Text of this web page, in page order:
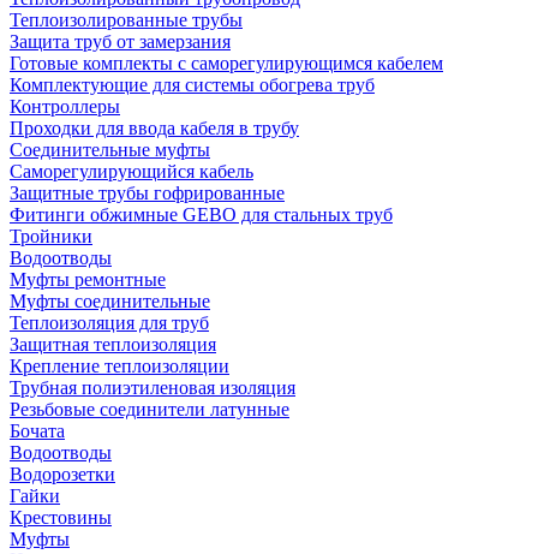
Теплоизолированные трубы
Защита труб от замерзания
Готовые комплекты с саморегулирующимся кабелем
Комплектующие для системы обогрева труб
Контроллеры
Проходки для ввода кабеля в трубу
Соединительные муфты
Саморегулирующийся кабель
Защитные трубы гофрированные
Фитинги обжимные GEBO для стальных труб
Тройники
Водоотводы
Муфты ремонтные
Муфты соединительные
Теплоизоляция для труб
Защитная теплоизоляция
Крепление теплоизоляции
Трубная полиэтиленовая изоляция
Резьбовые соединители латунные
Бочата
Водоотводы
Водорозетки
Гайки
Крестовины
Муфты